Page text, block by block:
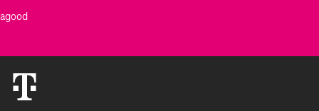
agood